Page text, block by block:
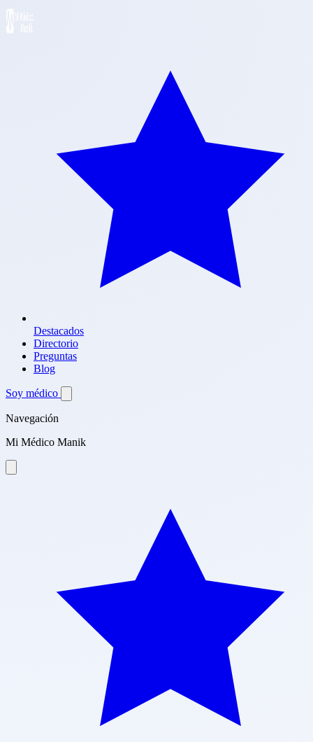
Destacados
Directorio
Preguntas
Blog
Soy médico
Navegación
Mi Médico Manik